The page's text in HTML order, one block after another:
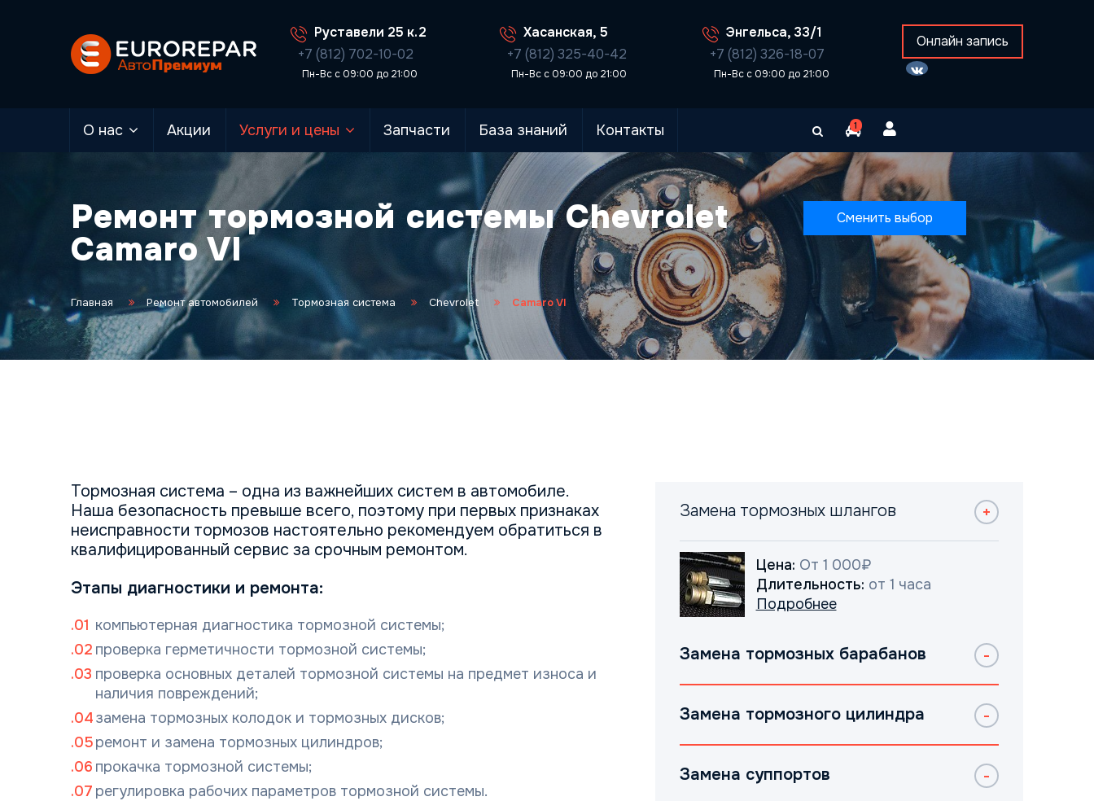
Руставели 25 к.2
+7 (812) 702-10-02
Пн-Вс с 09:00 до 21:00
Хасанская, 5
+7 (812) 325-40-42
Пн-Вс с 09:00 до 21:00
Энгельса, 33/1
+7 (812) 326-18-07
Пн-Вс с 09:00 до 21:00
Онлайн запись
О нас Акции Услуги и цены Запчасти База знаний Контакты 1
Ремонт тормозной системы Chevrolet
Camaro VI
Сменить выбор
Главная Ремонт автомобилей Тормозная система Chevrolet Camaro VI
Тормозная система – одна из важнейших систем в автомобиле.
Наша безопасность превыше всего, поэтому при первых признаках
неисправности тормозов настоятельно рекомендуем обратиться в
квалифицированный сервис за срочным ремонтом.
Этапы диагностики и ремонта:
компьютерная диагностика тормозной системы;
проверка герметичности тормозной системы;
проверка основных деталей тормозной системы на предмет изнoса и
наличия повреждений;
замена тормозных колодок и тормозных дисков;
ремонт и замена тормозных цилиндров;
прокачка тормозной системы;
регулировка рабочих параметров тормозной системы.
Замена тормозных шлангов
Цена: От 1 000₽
Длительность: от 1 часа
Подробнее
Замена тормозных барабанов
Замена тормозного цилиндра
Замена суппортов